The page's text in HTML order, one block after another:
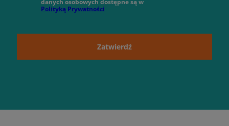
Polityką Prywatności
Zatwierdź